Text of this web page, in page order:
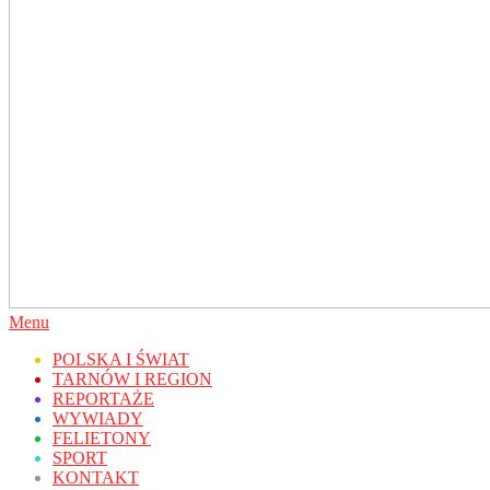
Secondary
Menu
Menu
POLSKA I ŚWIAT
TARNÓW I REGION
REPORTAŻE
WYWIADY
FELIETONY
SPORT
KONTAKT